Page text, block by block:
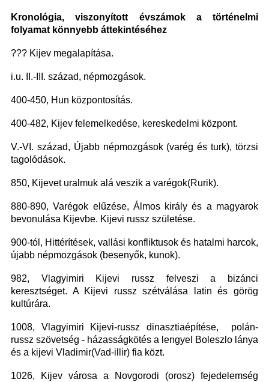
Kronológia, viszonyított évszámok a történelmi
folyamat könnyebb áttekintéséhez
??? Kijev megalapítása.
i.u. II.-III. század, népmozgások.
400-450, Hun központosítás.
400-482, Kijev felemelkedése, kereskedelmi központ.
V.-VI. század, Újabb népmozgások (varég és turk), törzsi
tagolódások.
850, Kijevet uralmuk alá veszik a varégok(Rurik).
880-890, Varégok elűzése, Álmos király és a magyarok
bevonulása Kijevbe. Kijevi russz születése.
900-tól, Hittérítések, vallási konfliktusok és hatalmi harcok,
újabb népmozgások (besenyők, kunok).
982, Vlagyimiri Kijevi russz felveszi a bizánci
keresztséget. A Kijevi russz szétválása latin és görög
kultúrára.
1008, Vlagyimiri Kijevi-russz dinasztiaépítése, polán-
russz szövetség - házasságkötés a lengyel Boleszlo lánya
és a kijevi Vladimir(Vad-illir) fia közt.
1026, Kijev városa a Novgorodi (orosz) fejedelemség